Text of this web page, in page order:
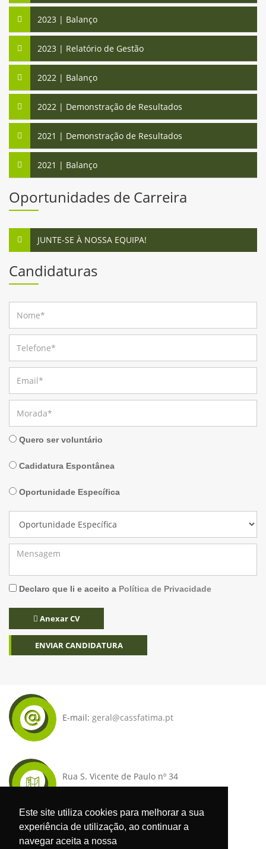
Este site utiliza cookies para melhorar a sua
experiência de utilização, ao continuar a
navegar aceita a nossa
2023 | Balanço
2023 | Relatório de Gestão
2022 | Balanço
2022 | Demonstração de Resultados
2021 | Demonstração de Resultados
2021 | Balanço
Oportunidades de Carreira
JUNTE-SE À NOSSA EQUIPA!
Candidaturas
Quero ser voluntário
Cadidatura Espontânea
Oportunidade Específica
Declaro que li e aceito a Política de Privacidade
Anexar CV
E-mail: geral@cassfatima.pt
Rua S. Vicente de Paulo nº 34
2495-438 Fátima